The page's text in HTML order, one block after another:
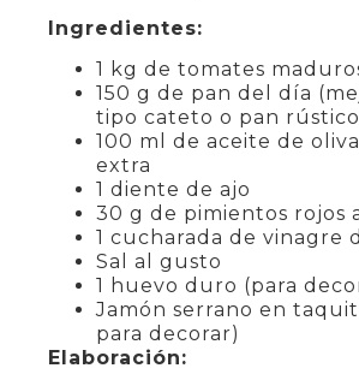
Ingredientes:
1 kg de tomates
150 g de pan del día
tipo cateto o pan
100 ml de aceite de
extra
1 diente de ajo
30 g de pimientos rojos
1 cucharada de vinagre
Sal al gusto
1 huevo duro (para
Jamón serrano en
para decorar)
Elaboración: